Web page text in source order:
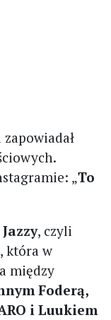
„To
Jazzy, czyli
, która w
między
Foderą,
i Luukiem